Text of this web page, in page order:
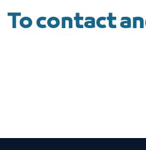
To contact